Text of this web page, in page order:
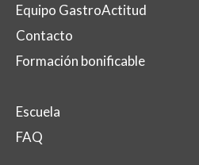
Equipo GastroActitud
Contacto
Formación bonificable
Escuela
FAQ